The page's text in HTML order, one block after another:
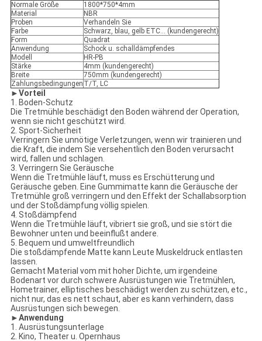
Normale Größe
1800*750*4mm
Material
NBR
Proben
Verhandeln Sie
Farbe
Schwarz, blau, gelb ETC… (kundengerecht)
Form
Quadrat
Anwendung
Schock u. schalldämpfendes
Modell
HR-PB
Stärke
4mm (kundengerecht)
Breite
750mm (kundengerecht)
Zahlungsbedingungen T/T, LC
►Vorteil
1. Boden-Schutz
Die Tretmühle beschädigt den Boden während der Operation,
wenn sie nicht geschützt wird.
2. Sport-Sicherheit
Verringern Sie unnötige Verletzungen, wenn wir trainieren und
die Kraft, die indem Sie versehentlich den Boden verursacht
wird, fallen und schlagen.
3. Verringern Sie Geräusche
Wenn die Tretmühle läuft, muss es Erschütterung und
Geräusche geben. Eine Gummimatte kann die Geräusche der
Tretmühle groß verringern und den Effekt der Schallabsorption
und der Stoßdämpfung völlig spielen.
4. Stoßdämpfend
Wenn die Tretmühle läuft, vibriert sie groß, und sie stört die
Bewohner unten und beeinflußt andere.
5. Bequem und umweltfreundlich
Die stoßdämpfende Matte kann Leute Muskeldruck entlasten
lassen.
Gemacht Material vom mit hoher Dichte, um irgendeine
Bodenart vor durch schwere Ausrüstungen wie Tretmühlen,
Hometrainer, elliptisches beschädigt werden zu schützen, etc.,
nicht nur, das es nett schaut, aber es kann verhindern, dass
Ausrüstungen sich bewegen.
►Anwendung
1. Ausrüstungsunterlage
2. Kino, Theater u. Opernhaus